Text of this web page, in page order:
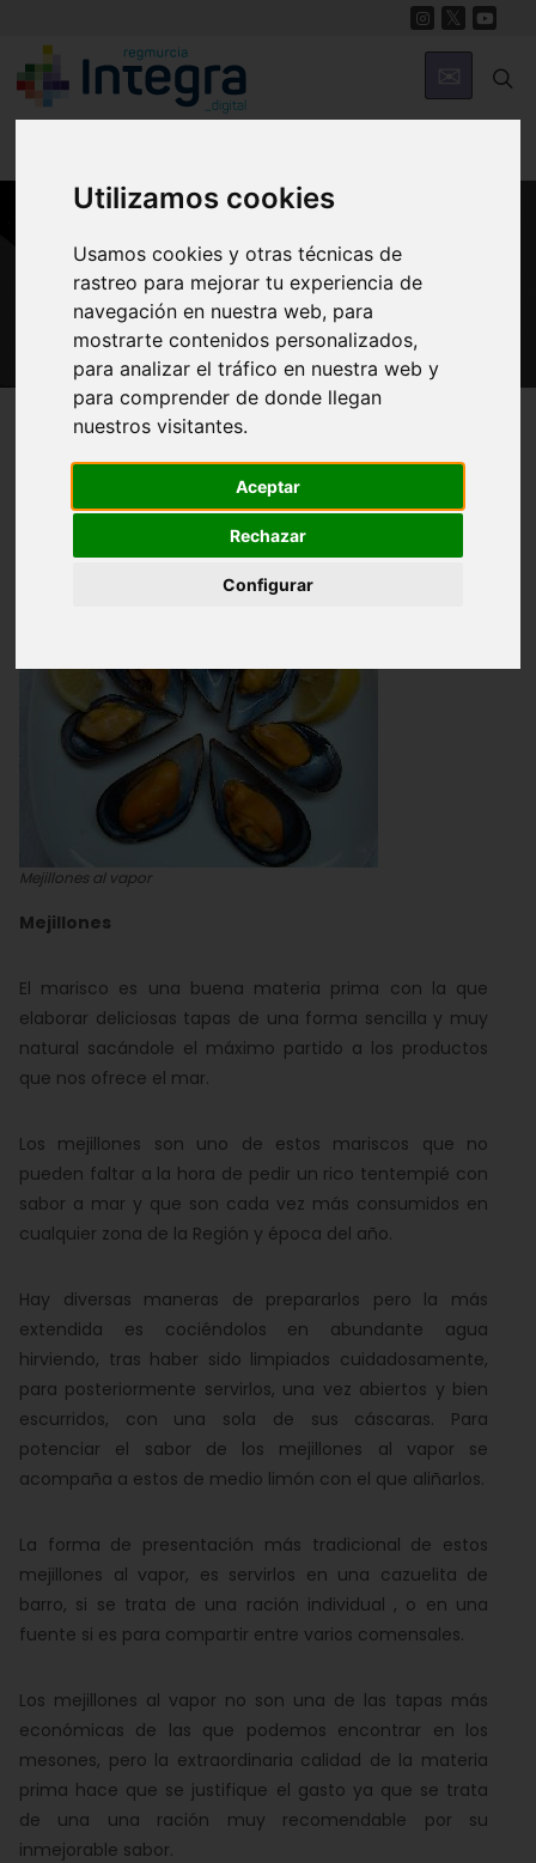
Utilizamos cookies
Usamos cookies y otras técnicas de
rastreo para mejorar tu experiencia de
navegación en nuestra web, para
mostrarte contenidos personalizados,
para analizar el tráfico en nuestra web y
para comprender de donde llegan
nuestros visitantes.
Aceptar
Rechazar
Configurar
GASTRONOMÍA
Tapas
Región de Murcia Digital Gastronomía Tapas
Mejillones
Mejillones al vapor
Mejillones
El marisco es una buena materia prima con la que
elaborar deliciosas tapas de una forma sencilla y muy
natural sacándole el máximo partido a los productos
que nos ofrece el mar.
Los mejillones son uno de estos mariscos que no
pueden faltar a la hora de pedir un rico tentempié con
sabor a mar y que son cada vez más consumidos en
cualquier zona de la Región y época del año.
Hay diversas maneras de prepararlos pero la más
extendida es cociéndolos en abundante agua
hirviendo, tras haber sido limpiados cuidadosamente,
para posteriormente servirlos, una vez abiertos y bien
escurridos, con una sola de sus cáscaras. Para
potenciar el sabor de los mejillones al vapor se
acompaña a estos de medio limón con el que aliñarlos.
La forma de presentación más tradicional de estos
mejillones al vapor, es servirlos en una cazuelita de
barro, si se trata de una ración individual , o en una
fuente si es para compartir entre varios comensales.
Los mejillones al vapor no son una de las tapas más
económicas de las que podemos encontrar en los
mesones, pero la extraordinaria calidad de la materia
prima hace que se justifique el gasto ya que se trata
de una una ración muy recomendable por su
inmejorable sabor.